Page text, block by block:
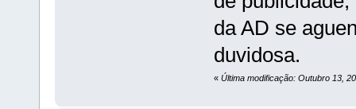
da AD se
duvidosa.
« Última modificação: Outubro 13,